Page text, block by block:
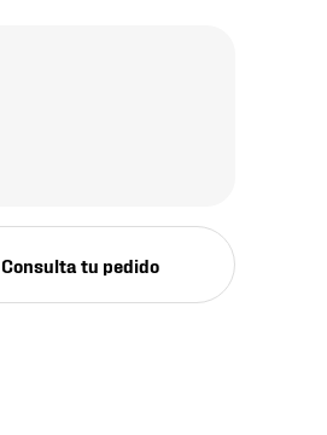
Consulta tu pedido